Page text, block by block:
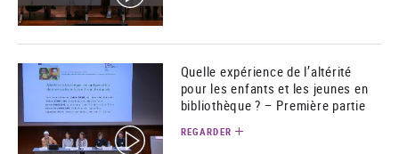
(video)
Quelle expérience de l’altérité
pour les enfants et les jeunes en
bibliothèque ? – Première partie
REGARDER